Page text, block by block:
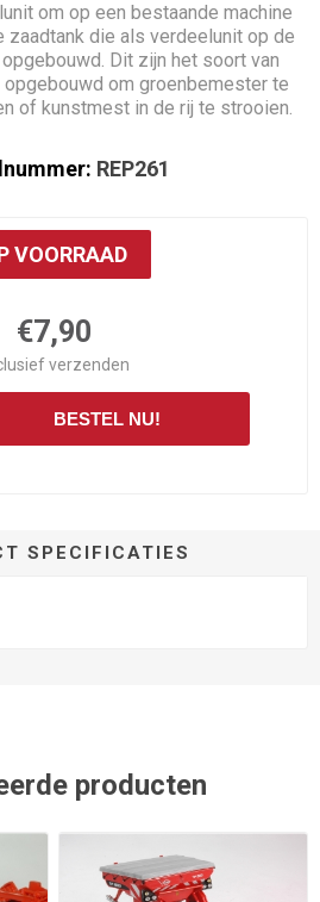
om op een bestaande machine
zaadtank die als verdeelunit op de
Dit zijn het soort van
om groenbemester te
of kunstmest in de rij te strooien.
REP261
VOORRAAD
€7,90
verzenden
BESTEL NU!
SPECIFICATIES
producten